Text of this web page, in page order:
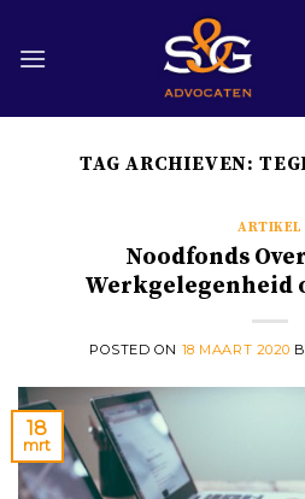
content
TAG ARCHIEVEN:
ARTIKEL
Noodfonds
Werkgelegenheid
POSTED ON 18 MAART 2020
18
mrt